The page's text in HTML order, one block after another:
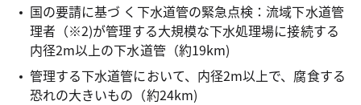
国の要請に基づ く下水道管の緊急点検：流域下水道管
理者（※2)が管理する大規模な下水処理場に接続する
内径2m以上の下水道管（約19km)
管理する下水道管において、内径2m以上で、腐食する
恐れの大きいもの（約24km)